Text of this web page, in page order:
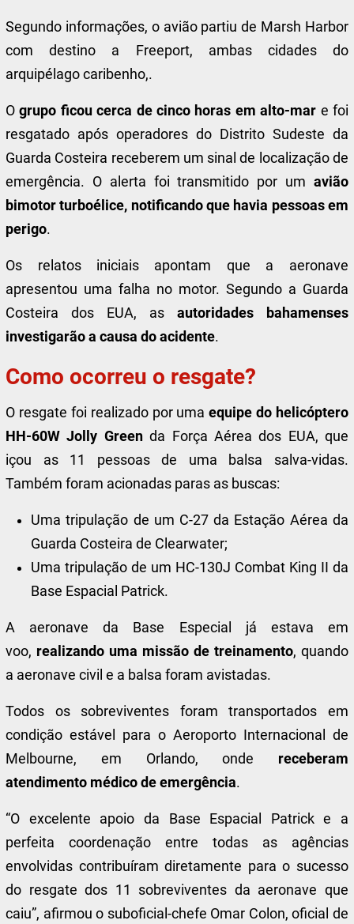
Segundo informações, o avião partiu de Marsh Harbor
com destino a Freeport, ambas cidades do
arquipélago caribenho,.
Ogrupo ficou cerca de cinco horas em alto-mar e foi
resgatado após operadores do Distrito Sudeste da
Guarda Costeira receberem um sinal de localização de
emergência. O alerta foi transmitido por um avião
bimotor turboélice, notificando que havia pessoas em
perigo.
Os relatos iniciais apontam que a aeronave
apresentou uma falha no motor. Segundo a Guarda
Costeira dos EUA, as autoridades bahamenses
investigarão a causa do acidente.
Como ocorreu o resgate?
O resgate foi realizado por umaequipe do helicóptero
HH-60W Jolly Greenda Força Aérea dos EUA, que
içou as 11 pessoas de uma balsa salva-vidas.
Também foram acionadas paras as buscas:
Uma tripulação de um C-27 da Estação Aérea da
Guarda Costeira de Clearwater;
Uma tripulação de um HC-130J Combat King II da
Base Espacial Patrick.
A aeronave da Base Especial já estava em
voo, realizando uma missão de treinamento, quando
a aeronave civil e a balsa foram avistadas.
Todos os sobreviventes foram transportados em
condição estável para o Aeroporto Internacional de
Melbourne, em Orlando, onde receberam
atendimento médico de emergência.
“O excelente apoio da Base Espacial Patrick e a
perfeita coordenação entre todas as agências
envolvidas contribuíram diretamente para o sucesso
do resgate dos 11 sobreviventes da aeronave que
caiu”, afirmou o suboficial-chefe Omar Colon, oficial de